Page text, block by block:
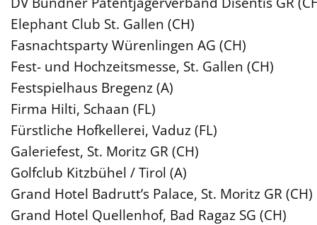
Elephant Club St. Gallen (CH)
Fasnachtsparty Würenlingen AG (CH)
Fest- und Hochzeitsmesse, St. Gallen (CH)
Festspielhaus Bregenz (A)
Firma Hilti, Schaan (FL)
Fürstliche Hofkellerei, Vaduz (FL)
Galeriefest, St. Moritz GR (CH)
Golfclub Kitzbühel / Tirol (A)
Grand Hotel Badrutt’s Palace, St. Moritz GR (CH)
Grand Hotel Quellenhof, Bad Ragaz SG (CH)